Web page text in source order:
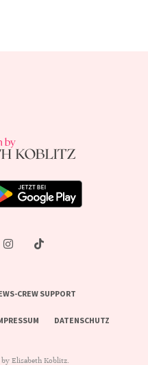
CREW SUPPORT
DATENSCHUTZ
Elisabeth Koblitz.